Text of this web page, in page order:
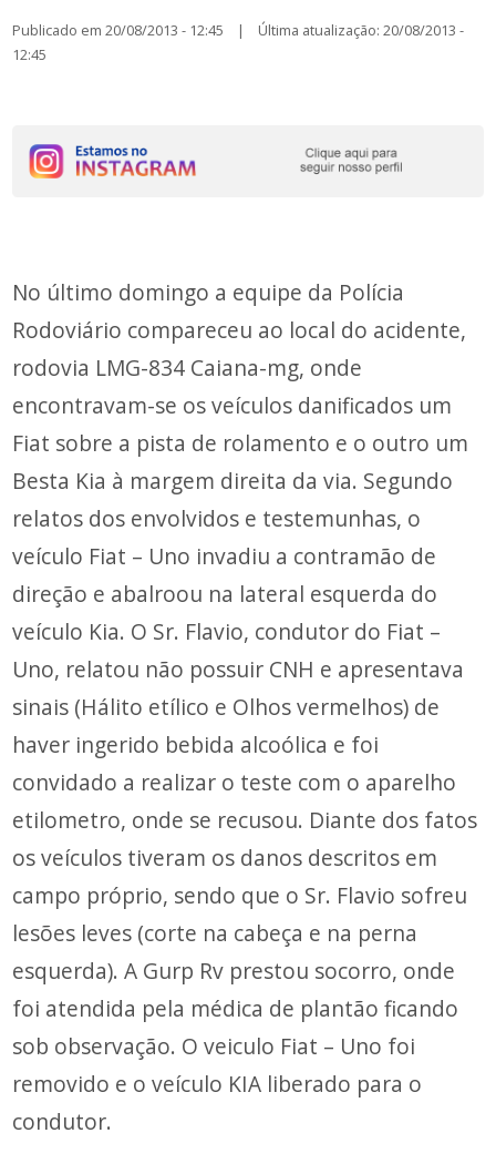
Publicado em 20/08/2013 - 12:45 | Última atualização: 20/08/2013 -
12:45
No último domingo a equipe da Polícia
Rodoviário compareceu ao local do acidente,
rodovia LMG-834 Caiana-mg, onde
encontravam-se os veículos danificados um
Fiat sobre a pista de rolamento e o outro um
Besta Kia à margem direita da via. Segundo
relatos dos envolvidos e testemunhas, o
veículo Fiat – Uno invadiu a contramão de
direção e abalroou na lateral esquerda do
veículo Kia. O Sr. Flavio, condutor do Fiat –
Uno, relatou não possuir CNH e apresentava
sinais (Hálito etílico e Olhos vermelhos) de
haver ingerido bebida alcoólica e foi
convidado a realizar o teste com o aparelho
etilometro, onde se recusou. Diante dos fatos
os veículos tiveram os danos descritos em
campo próprio, sendo que o Sr. Flavio sofreu
lesões leves (corte na cabeça e na perna
esquerda). A Gurp Rv prestou socorro, onde
foi atendida pela médica de plantão ficando
sob observação. O veiculo Fiat – Uno foi
removido e o veículo KIA liberado para o
condutor.